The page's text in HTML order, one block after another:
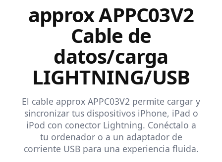
approx APPC03V2
Cable de
datos/carga
LIGHTNING/USB
El cable approx APPC03V2 permite cargar y
sincronizar tus dispositivos iPhone, iPad o
iPod con conector Lightning. Conéctalo a
tu ordenador o a un adaptador de
corriente USB para una experiencia fluida.